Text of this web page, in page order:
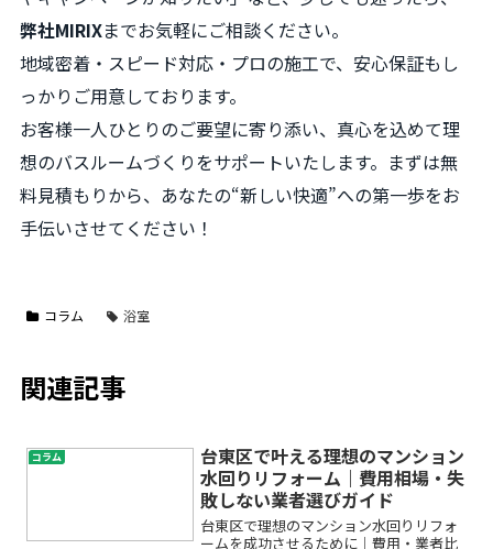
弊社MIRIXまでお気軽にご相談ください。
地域密着・スピード対応・プロの施工で、安心保証もし
っかりご用意しております。
お客様一人ひとりのご要望に寄り添い、真心を込めて理
想のバスルームづくりをサポートいたします。まずは無
料見積もりから、あなたの“新しい快適”への第一歩をお
手伝いさせてください！
コラム 浴室
関連記事
コラム
台東区で叶える理想のマンション
水回りリフォーム｜費用相場・失
敗しない業者選びガイド
台東区で理想のマンション水回りリフォ
ームを成功させるために｜費用・業者比